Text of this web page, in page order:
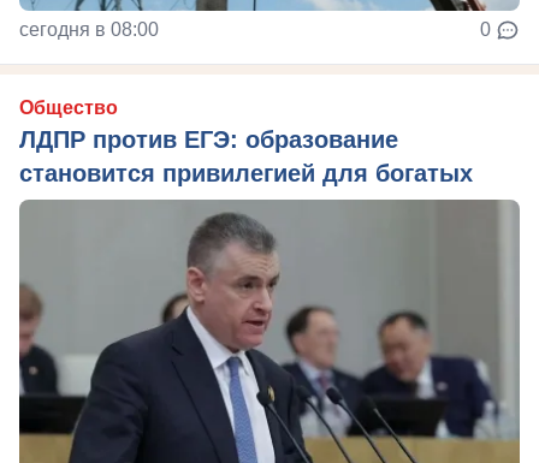
сегодня в 08:00 0
Общество
ЛДПР против ЕГЭ: образование
становится привилегией для богатых